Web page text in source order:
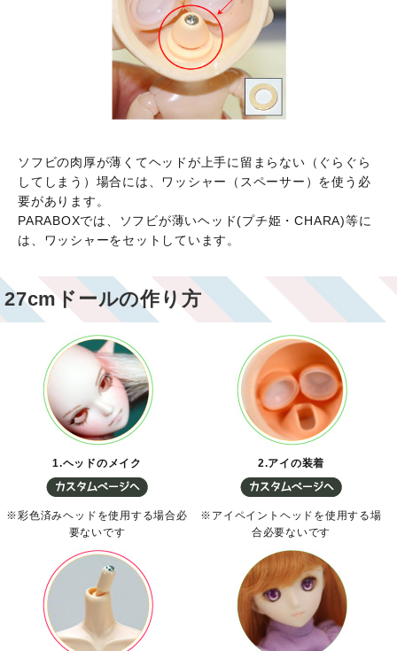
ソフビの肉厚が薄くてヘッドが上手に留まらない（ぐらぐら
してしまう）場合には、ワッシャー（スペーサー）を使う必
要があります。
PARABOXでは、ソフビが薄いヘッド(プチ姫・CHARA)等に
は、ワッシャーをセットしています。
27cmドールの作り方
1.ヘッドのメイク
※彩色済みヘッドを使用する場合必
要ないです
2.アイの装着
※アイペイントヘッドを使用する場
合必要ないです